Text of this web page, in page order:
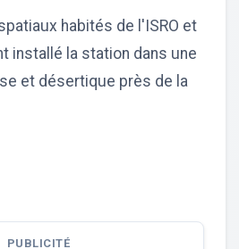
habités de l'ISRO et
installé la station dans une
et désertique près de la
PUBLICITÉ